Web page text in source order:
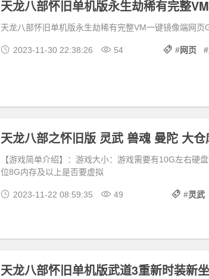
天龙八部怀旧单机版永生劫稀有完整
天龙八部怀旧单机版永生劫稀有完整VM一键镜像端网页
2023-11-30 22:38:26 54 #网页 #
天龙八部之怀旧版 灵武 兽魂 曼陀 大
【游戏简单介绍】：游戏大小：游戏需要有10G左右硬
位8G内存及以上是否要虚拟
2023-11-22 08:59:35 49 #灵武